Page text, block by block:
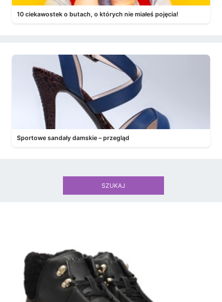
10 ciekawostek o butach, o których nie miałeś pojęcia!
Sportowe sandały damskie – przegląd
SZUKAJ